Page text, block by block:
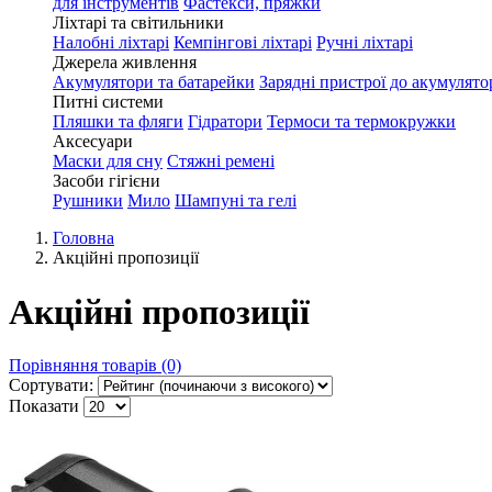
Ліхтарі та світильники
Налобні ліхтарі Кемпінгові ліхтарі Ручні ліхтарі
Джерела живлення
Акумулятори та батарейки Зарядні пристрої до
Питні системи
Пляшки та фляги Гідратори Термоси та термокружки
Аксесуари
Маски для сну Стяжні ремені
Засоби гігієни
Рушники Мило Шампуні та гелі
Головна
Акційні пропозиції
Акційні пропозиції
Порівняння товарів (0)
Сортувати:
Показати